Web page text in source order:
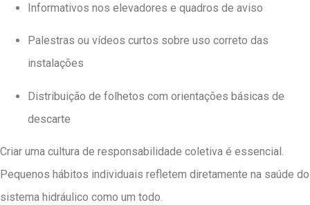
Informativos nos elevadores e quadros de aviso
Palestras ou vídeos curtos sobre uso correto das
instalações
Distribuição de folhetos com orientações básicas de
descarte
Criar uma cultura de responsabilidade coletiva é essencial.
Pequenos hábitos individuais refletem diretamente na saúde do
sistema hidráulico como um todo.